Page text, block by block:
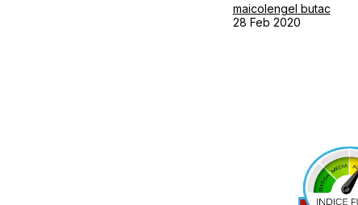
maicolengel butac
28 Feb 2020